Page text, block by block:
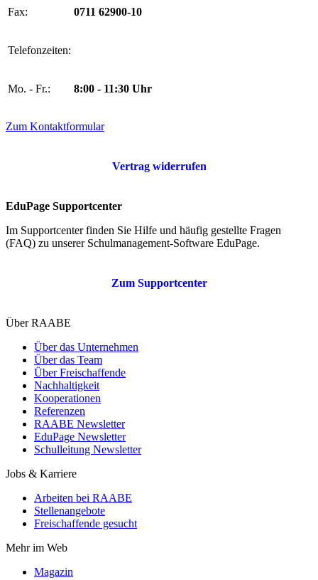
Fax: 0711 62900-10
Telefonzeiten:
Mo. - Fr.: 8:00 - 11:30 Uhr
Zum Kontaktformular
Vertrag widerrufen
EduPage Supportcenter
Im Supportcenter finden Sie Hilfe und häufig gestellte Fragen
(FAQ) zu unserer Schulmanagement-Software EduPage.
Zum Supportcenter
Über RAABE
Über das Unternehmen
Über das Team
Über Freischaffende
Nachhaltigkeit
Kooperationen
Referenzen
RAABE Newsletter
EduPage Newsletter
Schulleitung Newsletter
Jobs & Karriere
Arbeiten bei RAABE
Stellenangebote
Freischaffende gesucht
Mehr im Web
Magazin